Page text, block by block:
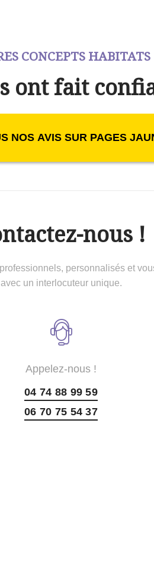
CONCEPTS HABITATS
ont fait
NOS AVIS SUR PAGES
nous !
personnalisés et
avec un interlocuteur unique.
Appelez-nous !
04 74 88 99 59
06 70 75 54 37